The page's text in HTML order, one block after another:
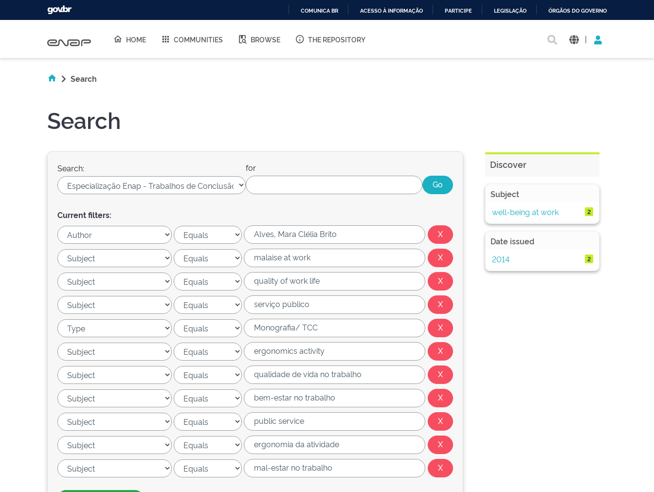
O
COMUNICA BR ACESSO À INFORMAÇÃO PARTICIPE LEGISLAÇÃO ÓRGÃOS DO GOVERNO
HOME COMMUNITIES BROWSE THE REPOSITORY |
Search
Search
Search: for
Current filters:
Discover
Subject
well-being at work
2
Date issued
2014
2